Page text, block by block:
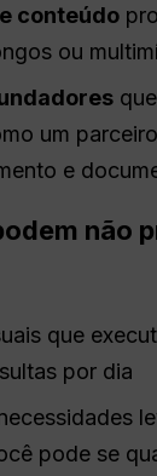
conteúdo
ou
um
e
não
que
por dia
pode se